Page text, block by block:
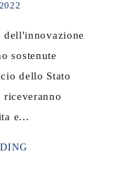
dell'innovazione
sostenute
dello Stato
riceveranno
e...